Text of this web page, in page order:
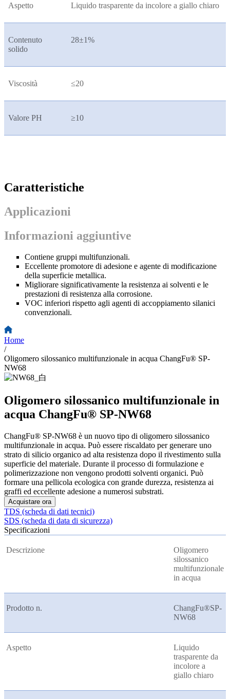
Aspetto Liquido trasparente da incolore a giallo chiaro
Contenuto
solido
28±1%
Viscosità ≤20
Valore PH ≥10
Caratteristiche
Applicazioni
Informazioni aggiuntive
Contiene gruppi multifunzionali.
Eccellente promotore di adesione e agente di modificazione
della superficie metallica.
Migliorare significativamente la resistenza ai solventi e le
prestazioni di resistenza alla corrosione.
VOC inferiori rispetto agli agenti di accoppiamento silanici
convenzionali.
Home
/
Oligomero silossanico multifunzionale in acqua ChangFu® SP-
NW68
Oligomero silossanico multifunzionale in
acqua ChangFu® SP-NW68
ChangFu® SP-NW68 è un nuovo tipo di oligomero silossanico
multifunzionale in acqua. Può essere riscaldato per generare uno
strato di silicio organico ad alta resistenza dopo il rivestimento sulla
superficie del materiale. Durante il processo di formulazione e
polimerizzazione non vengono prodotti solventi organici. Può
formare una pellicola ecologica con grande durezza, resistenza ai
graffi ed eccellente adesione a numerosi substrati.
Acquistare ora
TDS (scheda di dati tecnici)
SDS (scheda di data di sicurezza)
Specificazioni
Descrizione
Oligomero
silossanico
multifunzionale
in acqua
Prodotto n.
ChangFu®SP-
NW68
Aspetto
Liquido
trasparente da
incolore a
giallo chiaro